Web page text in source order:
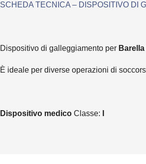
SCHEDA TECNICA – DISPOSITIVO DI
Dispositivo di galleggiamento per
È ideale per diverse operazioni di
Dispositivo medico Classe: